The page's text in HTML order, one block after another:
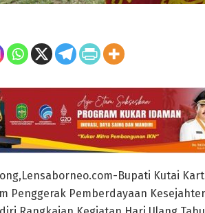
Bupati Kutai
Penggerak Pemberdayaan